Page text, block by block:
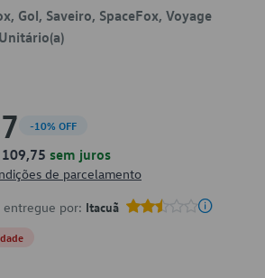
Gol, Saveiro, SpaceFox, Voyage
Unitário(a)
-10% OFF
sem juros
de parcelamento
entregue por: Itacuã